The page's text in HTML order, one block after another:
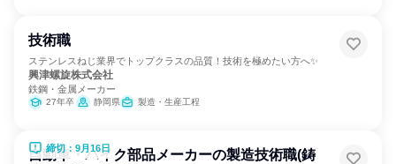
技術職
ステンレスねじ業界でトップクラスの品質！技術を極めたい方へ✨
興津螺旋株式会社
鉄鋼・金属メーカー
27年卒 静岡県 製造・生産工程
締切：9月16日
自動車・バイク部品メーカーの製造技術職(鋳